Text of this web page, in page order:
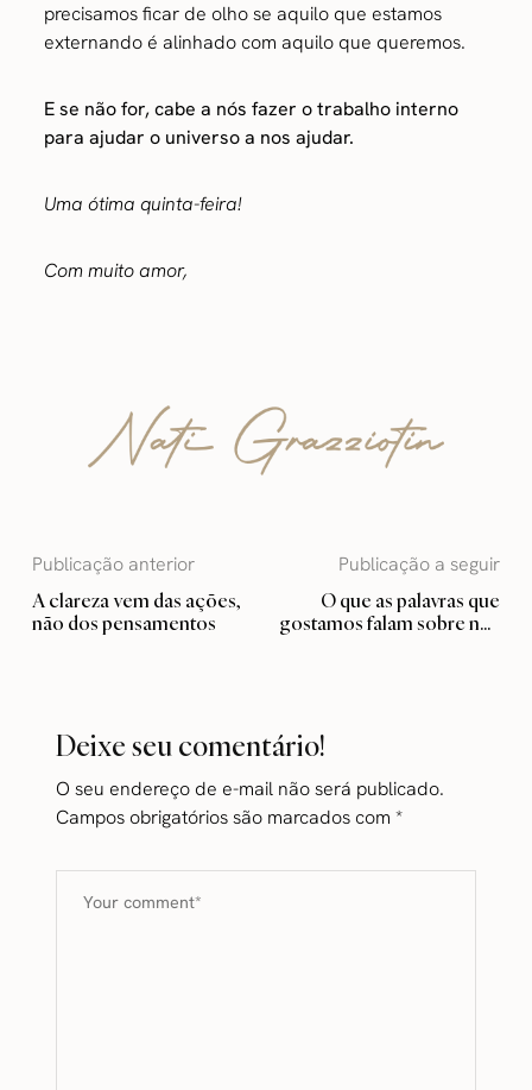
precisamos ficar de olho se aquilo que estamos
externando é alinhado com aquilo que queremos.
E se não for, cabe a nós fazer o trabalho interno
para ajudar o universo a nos ajudar.
Uma ótima quinta-feira!
Com muito amor,
Publicação anterior
A clareza vem das ações,
não dos pensamentos
Publicação a seguir
O que as palavras que
gostamos falam sobre nós
Deixe seu comentário!
O seu endereço de e-mail não será publicado.
Campos obrigatórios são marcados com*